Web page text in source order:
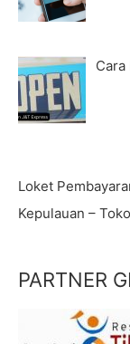
Loket
Kepulauan –
PARTNER